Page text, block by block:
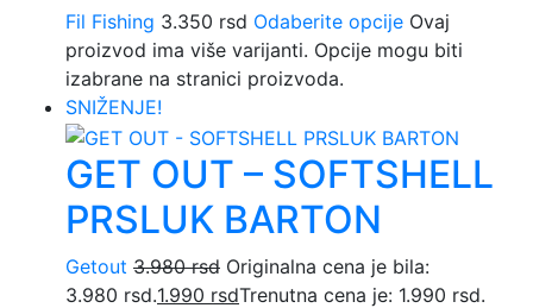
Fil Fishing 3.350 rsd Odaberite opcije Ovaj
proizvod ima više varijanti. Opcije mogu biti
izabrane na stranici proizvoda.
SNIŽENJE!
GET OUT – SOFTSHELL
PRSLUK BARTON
Getout 3.980rsd Originalna cena je bila:
3.980 rsd.1.990 rsdTrenutna cena je: 1.990 rsd.